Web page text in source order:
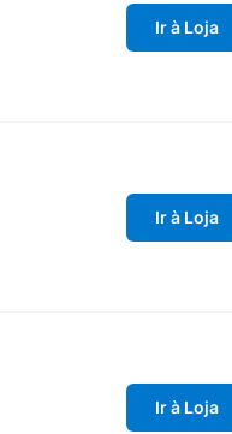
Ir à Loja
Ir à Loja
Ir à Loja